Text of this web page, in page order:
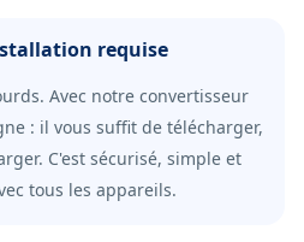
requise
Avec notre convertisseur
: il vous suffit de télécharger,
C'est sécurisé, simple et
tous les appareils.